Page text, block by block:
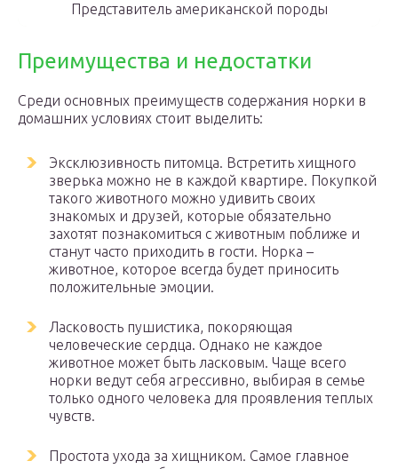
Представитель американской породы
Преимущества и недостатки
Среди основных преимуществ содержания норки в
домашних условиях стоит выделить:
Эксклюзивность питомца. Встретить хищного
зверька можно не в каждой квартире. Покупкой
такого животного можно удивить своих
знакомых и друзей, которые обязательно
захотят познакомиться с животным поближе и
станут часто приходить в гости. Норка –
животное, которое всегда будет приносить
положительные эмоции.
Ласковость пушистика, покоряющая
человеческие сердца. Однако не каждое
животное может быть ласковым. Чаще всего
норки ведут себя агрессивно, выбирая в семье
только одного человека для проявления теплых
чувств.
Простота ухода за хищником. Самое главное